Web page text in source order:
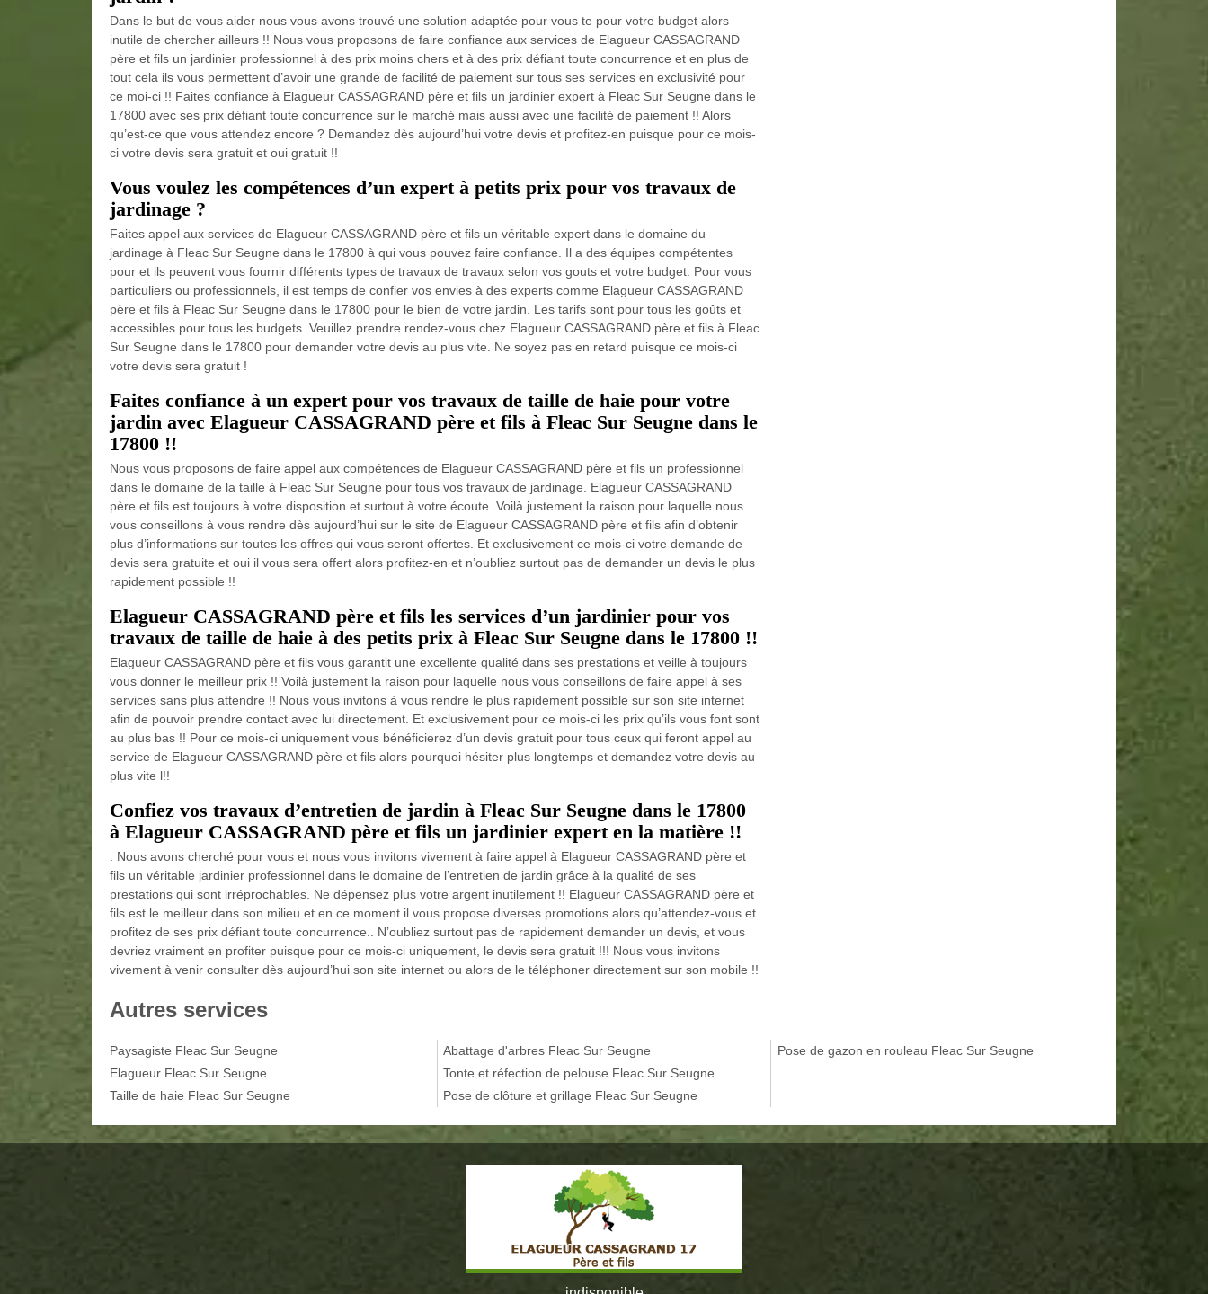
Dans le but de vous aider nous vous avons trouvé une solution adaptée pour vous te pour votre budget alors
inutile de chercher ailleurs !! Nous vous proposons de faire confiance aux services de Elagueur CASSAGRAND
père et fils un jardinier professionnel à des prix moins chers et à des prix défiant toute concurrence et en plus de
tout cela ils vous permettent d’avoir une grande de facilité de paiement sur tous ses services en exclusivité pour
ce moi-ci !! Faites confiance à Elagueur CASSAGRAND père et fils un jardinier expert à Fleac Sur Seugne dans le
17800 avec ses prix défiant toute concurrence sur le marché mais aussi avec une facilité de paiement !! Alors
qu’est-ce que vous attendez encore ? Demandez dès aujourd’hui votre devis et profitez-en puisque pour ce mois-
ci votre devis sera gratuit et oui gratuit !!
Vous voulez les compétences d’un expert à petits prix pour vos travaux de
jardinage ?
Faites appel aux services de Elagueur CASSAGRAND père et fils un véritable expert dans le domaine du
jardinage à Fleac Sur Seugne dans le 17800 à qui vous pouvez faire confiance. Il a des équipes compétentes
pour et ils peuvent vous fournir différents types de travaux de travaux selon vos gouts et votre budget. Pour vous
particuliers ou professionnels, il est temps de confier vos envies à des experts comme Elagueur CASSAGRAND
père et fils à Fleac Sur Seugne dans le 17800 pour le bien de votre jardin. Les tarifs sont pour tous les goûts et
accessibles pour tous les budgets. Veuillez prendre rendez-vous chez Elagueur CASSAGRAND père et fils à Fleac
Sur Seugne dans le 17800 pour demander votre devis au plus vite. Ne soyez pas en retard puisque ce mois-ci
votre devis sera gratuit !
Faites confiance à un expert pour vos travaux de taille de haie pour votre
jardin avec Elagueur CASSAGRAND père et fils à Fleac Sur Seugne dans le
17800 !!
Nous vous proposons de faire appel aux compétences de Elagueur CASSAGRAND père et fils un professionnel
dans le domaine de la taille à Fleac Sur Seugne pour tous vos travaux de jardinage. Elagueur CASSAGRAND
père et fils est toujours à votre disposition et surtout à votre écoute. Voilà justement la raison pour laquelle nous
vous conseillons à vous rendre dès aujourd’hui sur le site de Elagueur CASSAGRAND père et fils afin d’obtenir
plus d’informations sur toutes les offres qui vous seront offertes. Et exclusivement ce mois-ci votre demande de
devis sera gratuite et oui il vous sera offert alors profitez-en et n’oubliez surtout pas de demander un devis le plus
rapidement possible !!
Elagueur CASSAGRAND père et fils les services d’un jardinier pour vos
travaux de taille de haie à des petits prix à Fleac Sur Seugne dans le 17800 !!
Elagueur CASSAGRAND père et fils vous garantit une excellente qualité dans ses prestations et veille à toujours
vous donner le meilleur prix !! Voilà justement la raison pour laquelle nous vous conseillons de faire appel à ses
services sans plus attendre !! Nous vous invitons à vous rendre le plus rapidement possible sur son site internet
afin de pouvoir prendre contact avec lui directement. Et exclusivement pour ce mois-ci les prix qu’ils vous font sont
au plus bas !! Pour ce mois-ci uniquement vous bénéficierez d’un devis gratuit pour tous ceux qui feront appel au
service de Elagueur CASSAGRAND père et fils alors pourquoi hésiter plus longtemps et demandez votre devis au
plus vite l!!
Confiez vos travaux d’entretien de jardin à Fleac Sur Seugne dans le 17800
à Elagueur CASSAGRAND père et fils un jardinier expert en la matière !!
. Nous avons cherché pour vous et nous vous invitons vivement à faire appel à Elagueur CASSAGRAND père et
fils un véritable jardinier professionnel dans le domaine de l’entretien de jardin grâce à la qualité de ses
prestations qui sont irréprochables. Ne dépensez plus votre argent inutilement !! Elagueur CASSAGRAND père et
fils est le meilleur dans son milieu et en ce moment il vous propose diverses promotions alors qu’attendez-vous et
profitez de ses prix défiant toute concurrence.. N’oubliez surtout pas de rapidement demander un devis, et vous
devriez vraiment en profiter puisque pour ce mois-ci uniquement, le devis sera gratuit !!! Nous vous invitons
vivement à venir consulter dès aujourd’hui son site internet ou alors de le téléphoner directement sur son mobile !!
Autres services
Paysagiste Fleac Sur Seugne
Elagueur Fleac Sur Seugne
Taille de haie Fleac Sur Seugne
Abattage d'arbres Fleac Sur Seugne
Tonte et réfection de pelouse Fleac Sur Seugne
Pose de clôture et grillage Fleac Sur Seugne
Pose de gazon en rouleau Fleac Sur Seugne